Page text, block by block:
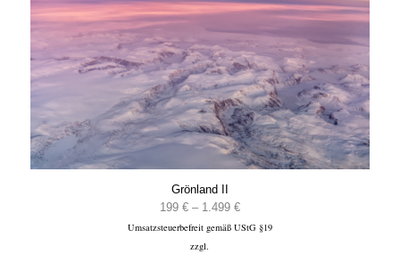
Grönland II
199 € – 1.499 €Preisspanne:
199 €
Umsatzsteuerbefreit gemäß UStG §19
zzgl.